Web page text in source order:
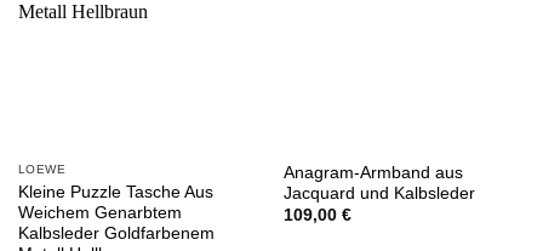
LOEWE
Kleine Puzzle Tasche Aus
Weichem Genarbtem
Kalbsleder Goldfarbenem
Anagram-Armband aus
Jacquard und Kalbsleder
109,00 €